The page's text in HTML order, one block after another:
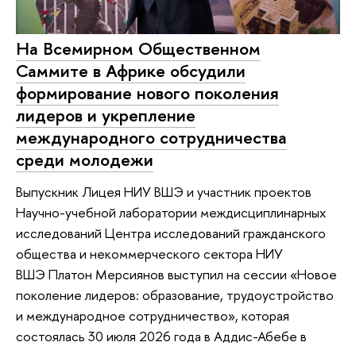
На Всемирном Общественном
Саммите в Африке обсудили
формирование нового поколения
лидеров и укрепление
международного сотрудничества
среди молодежи
Выпускник Лицея НИУ ВШЭ и участник проектов
Научно-учебной лаборатории междисциплинарных
исследований Центра исследований гражданского
общества и некоммерческого сектора НИУ
ВШЭ Платон Мерсиянов выступил на сессии «Новое
поколение лидеров: образование, трудоустройство
и международное сотрудничество», которая
состоялась 30 июля 2026 года в Аддис-Абебе в